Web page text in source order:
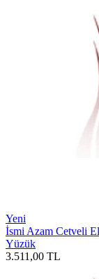
Yeni
İsmi Azam Cetveli
Yüzük
3.511,00 TL